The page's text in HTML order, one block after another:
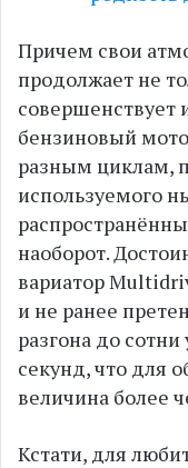
Причем свои
продолжает не
совершенствует
бензиновый
разным циклам,
используемого
наоборот.
вариатор
и не ранее
разгона до сотни
секунд, что для
величина более
Кстати, для